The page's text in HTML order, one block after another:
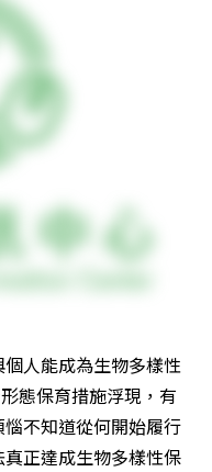
人能成為生物多樣性
態保育措施浮現，有
不知道從何開始履行
正達成生物多樣性保